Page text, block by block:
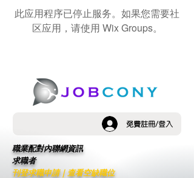
此应用程序已停止服务。如果您需要社
区应用，请使用 Wix Groups。
免費註冊/登入
職業配對內聯網資訊
求職者
刊登求職申請｜ 查看空缺職位